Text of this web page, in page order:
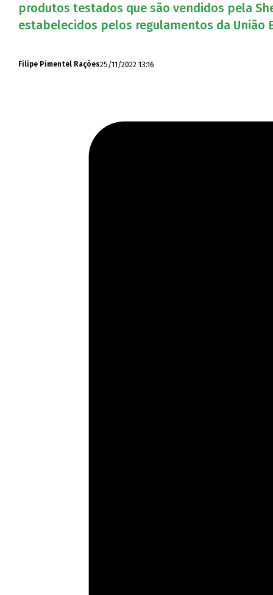
produtos testados que são vendidos pela
estabelecidos pelos regulamentos da União
Filipe Pimentel Rações25/11/2022 13:16